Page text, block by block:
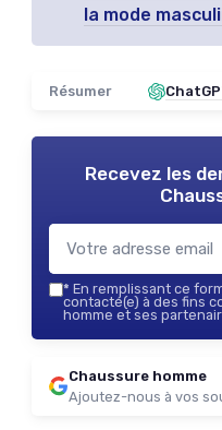
la mode
Résumer
Recevez les
* En remplissant ce
contacté(e) à des fins
homme et ses
Chaussure homme
Ajoutez-nous à vos